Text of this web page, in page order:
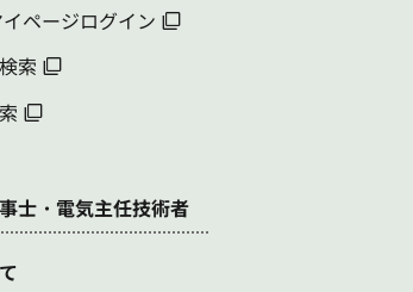
ページログイン
索
士・電気主任技術者